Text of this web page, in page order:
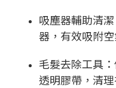
吸塵器輔助清
器，有效吸附
毛髮去除工具
透明膠帶，清